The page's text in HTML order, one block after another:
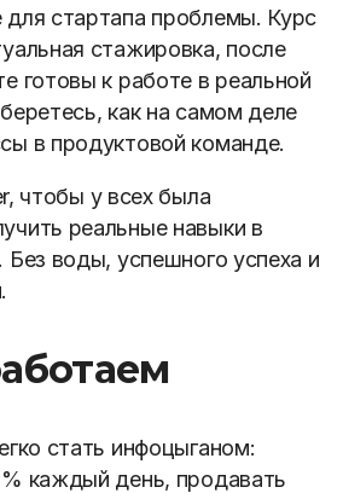
стартапа проблемы. Курс
стажировка, после
готовы к работе в реальной
как на самом деле
в продуктовой команде.
чтобы у всех была
реальные навыки в
Без воды, успешного успеха и
стать инфоцыганом:
каждый день, продавать